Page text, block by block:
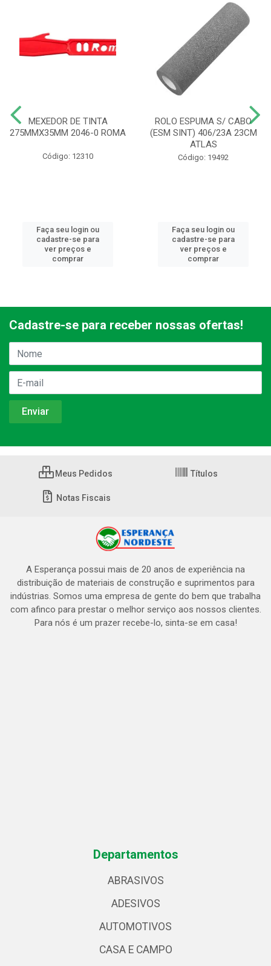
MEXEDOR DE TINTA
275MMX35MM 2046-0 ROMA
Código: 12310
Faça seu login ou
cadastre-se para
ver preços e
comprar
ROLO ESPUMA S/ CABO
(ESM SINT) 406/23A 23CM
ATLAS
Código: 19492
Faça seu login ou
cadastre-se para
ver preços e
comprar
Cadastre-se para receber nossas ofertas!
Meus Pedidos Títulos
Notas Fiscais
A Esperança possui mais de 20 anos de experiência na
distribuição de materiais de construção e suprimentos para
indústrias. Somos uma empresa de gente do bem que trabalha
com afinco para prestar o melhor serviço aos nossos clientes.
Para nós é um prazer recebe-lo, sinta-se em casa!
Departamentos
ABRASIVOS
ADESIVOS
AUTOMOTIVOS
CASA E CAMPO